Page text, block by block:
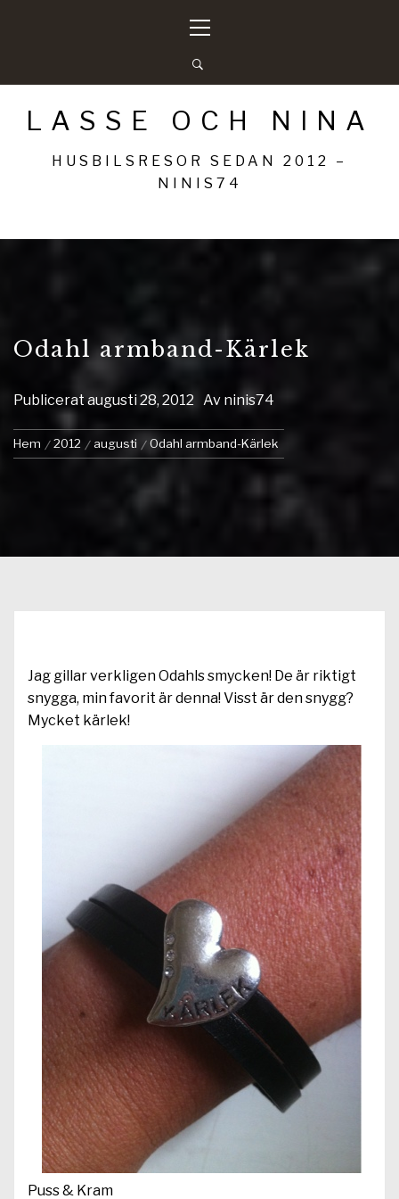
meny
LASSE OCH NINA
HUSBILSRESOR SEDAN 2012 –
NINIS74
Odahl armband-Kärlek
Publicerataugusti 28, 2012 Av ninis74
Hem 2012 augusti Odahl armband-Kärlek
Jag gillar verkligen Odahls smycken! De är riktigt
snygga, min favorit är denna! Visst är den snygg?
Mycket kärlek!
Puss & Kram